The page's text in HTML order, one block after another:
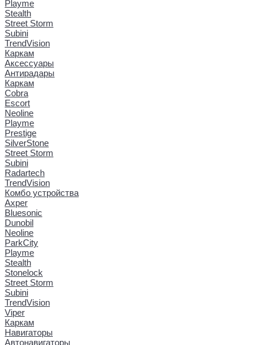
Playme
Stealth
Street Storm
Subini
TrendVision
Каркам
Аксессуары
Антирадары
Каркам
Cobra
Escort
Neoline
Playme
Prestige
SilverStone
Street Storm
Subini
Radartech
TrendVision
Комбо устройства
Axper
Bluesonic
Dunobil
Neoline
ParkCity
Playme
Stealth
Stonelock
Street Storm
Subini
TrendVision
Viper
Каркам
Навигаторы
Автонавигаторы